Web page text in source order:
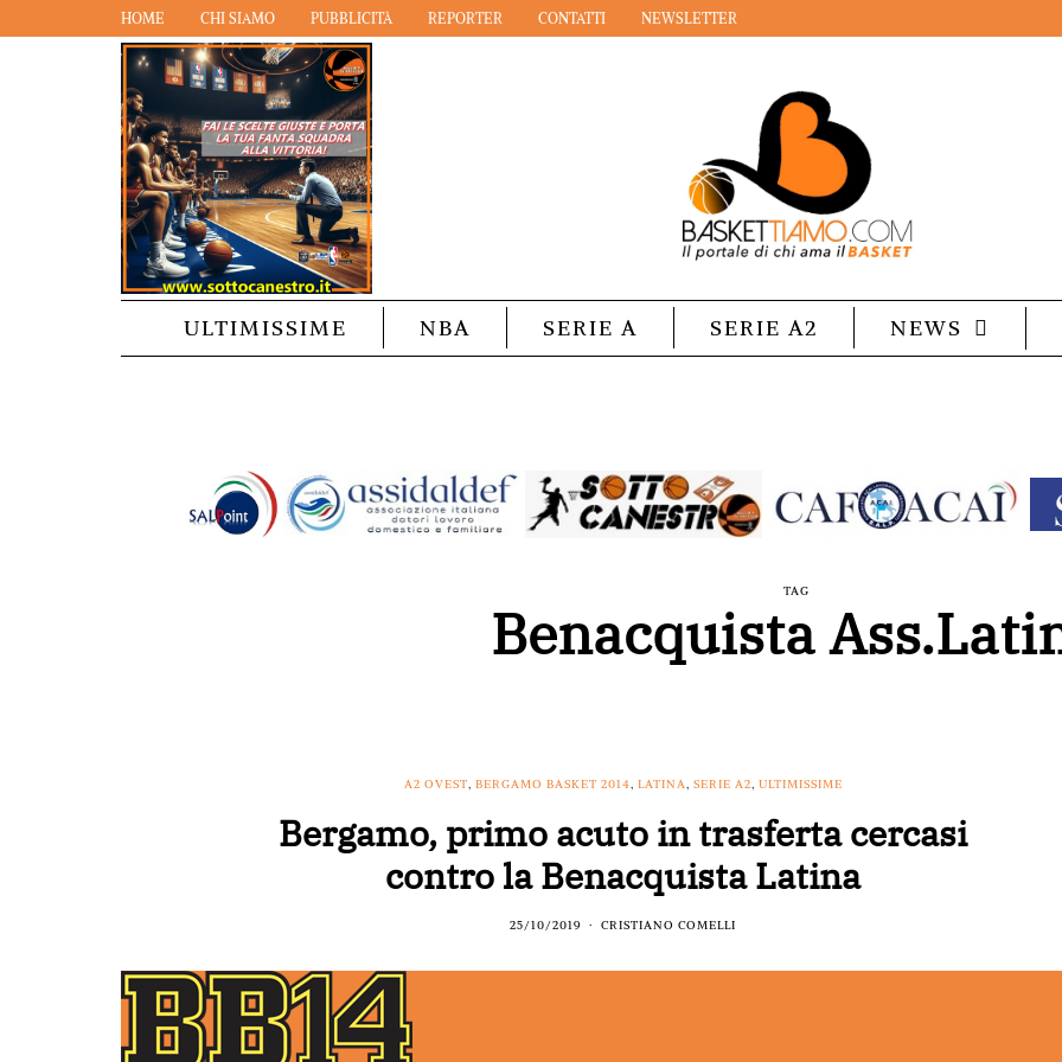
HOME CHI SIAMO PUBBLICITÀ REPORTER CONTATTI NEWSLETTER
ULTIMISSIME NBA SERIE A SERIE A2 NEWS
TAG
Benacquista
A2 OVEST, BERGAMO BASKET 2014, LATINA, SERIE A2, ULTIMISSIME
Bergamo, primo acuto in trasferta cercasi
contro la Benacquista Latina
25/10/2019 CRISTIANO COMELLI